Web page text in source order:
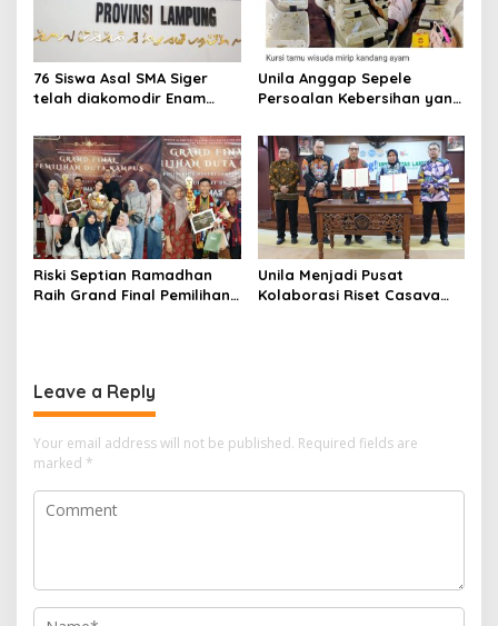
76 Siswa Asal SMA Siger
telah diakomodir Enam
Lampung
Unila Anggap Sepele
Persoalan Kebersihan yang
Sedangkan Presiden
Prabowo Subianto
Gaungkan ASRI
Riski Septian Ramadhan
Raih Grand Final Pemilihan
Unila Menjadi Pusat
Kolaborasi Riset Casava
Leave a Reply
Your email address will not be published. Required fields are
marked *